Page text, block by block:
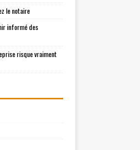
le notaire
informé des
risque vraiment